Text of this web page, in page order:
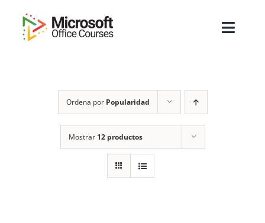
contenido
Sobre Nosotros
Cursos
Masters
Ordena por Popularidad
Mostrar 12 productos